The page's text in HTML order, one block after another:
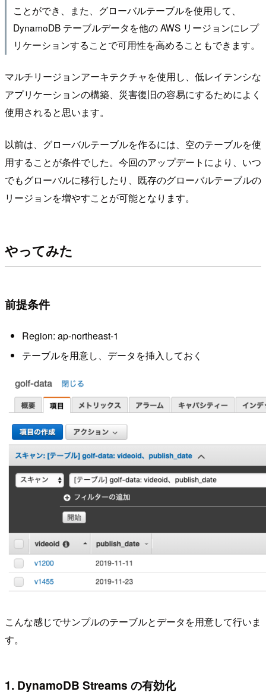
ことができ、また、グローバルテーブルを使用して、
DynamoDB テーブルデータを他の AWS リージョンにレプ
リケーションすることで可用性を高めることもできます。
マルチリージョンアーキテクチャを使用し、低レイテンシな
アプリケーションの構築、災害復旧の容易にするためによく
使用されると思います。
以前は、グローバルテーブルを作るには、空のテーブルを使
用することが条件でした。今回のアップデートにより、いつ
でもグローバルに移行したり、既存のグローバルテーブルの
リージョンを増やすことが可能となります。
やってみた
前提条件
Region: ap-northeast-1
テーブルを用意し、データを挿入しておく
こんな感じでサンプルのテーブルとデータを用意して行いま
す。
1. DynamoDB Streams の有効化